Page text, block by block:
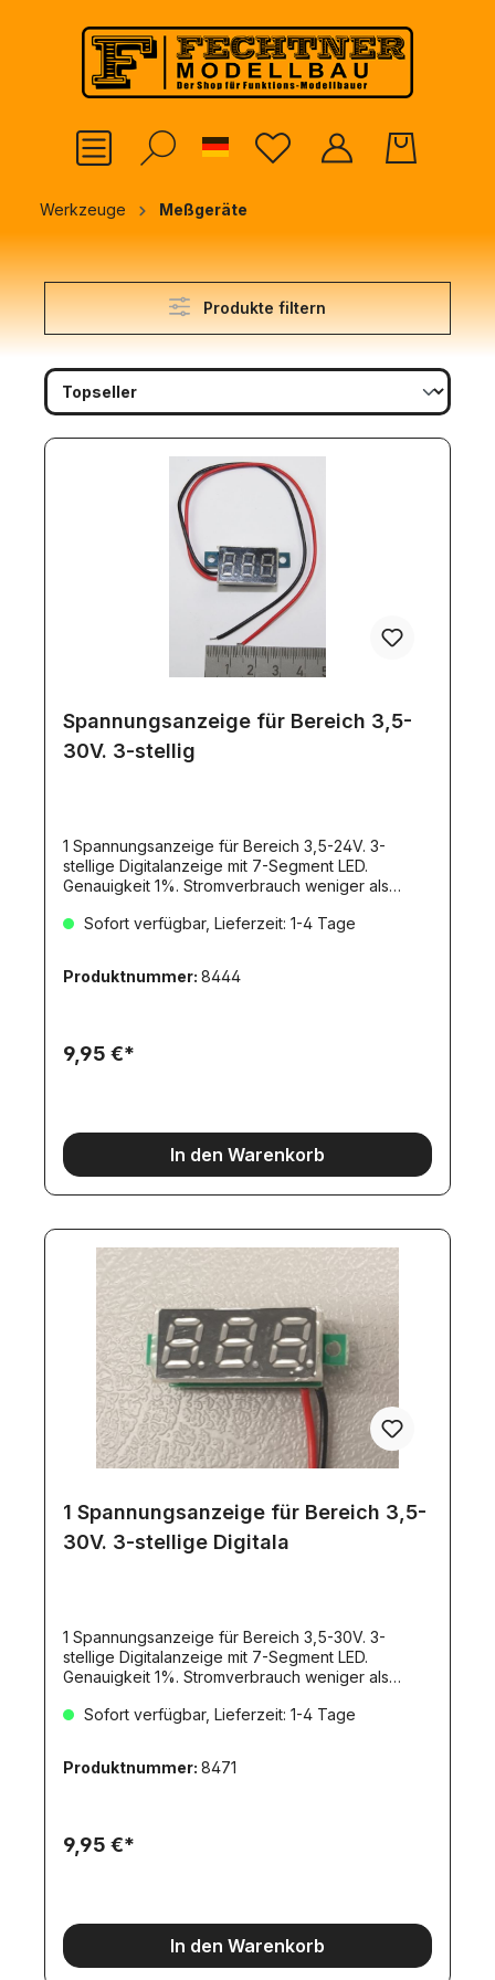
springen
German
Werkzeuge Meßgeräte
Produkte filtern
Spannungsanzeige für Bereich 3,5-
30V. 3-stellig
1 Spannungsanzeige für Bereich 3,5-24V. 3-
stellige Digitalanzeige mit 7-Segment LED.
Genauigkeit 1%. Stromverbrauch weniger als
Spannungsanzeige für Messbereich 3,5-24V
vorhandenen Wert an. Anzeige erfolgt sofort
30Vschwarzes Kabel: Spannungsversorgung
MINUSPOL und Messeingang (MINUS).Modul kann
Sofort verfügbar, Lieferzeit: 1-4 Tage
Produktnummer: 8444
9,95 €*
In den Warenkorb
1 Spannungsanzeige für Bereich 3,5-
30V. 3-stellige Digitala
1 Spannungsanzeige für Bereich 3,5-30V. 3-
stellige Digitalanzeige mit 7-Segment LED.
Genauigkeit 1%. Stromverbrauch weniger als
Sofort verfügbar, Lieferzeit: 1-4 Tage
Produktnummer: 8471
9,95 €*
In den Warenkorb